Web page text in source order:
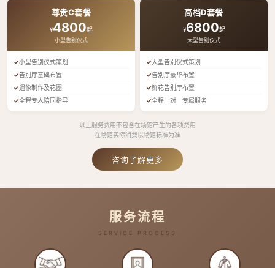
尊贵C套餐
¥4800起
小型告别仪式
小型告别仪式策划
告别厅基础布置
遗像制作及花圈
全程专人陪同指导
高档D套餐
¥6800起
大型告别仪式
大型告别仪式策划
告别厅豪华布置
鲜花告别厅布置
全程一对一专属服务
以上服务费用不包含在场馆产生的各项费用
在场馆实际消费以场馆标准为准
咨询了解更多
服务流程
SERVICE PROCESS